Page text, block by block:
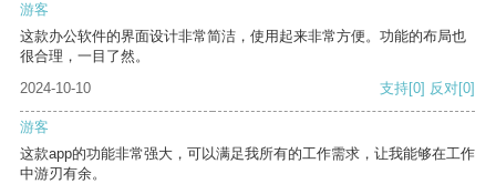
游客
这款办公软件的界面设计非常简洁，使用起来非常方便。功能的布局也
很合理，一目了然。
2024-10-10
支持[0] 反对[0]
游客
这款app的功能非常强大，可以满足我所有的工作需求，让我能够在工作
中游刃有余。